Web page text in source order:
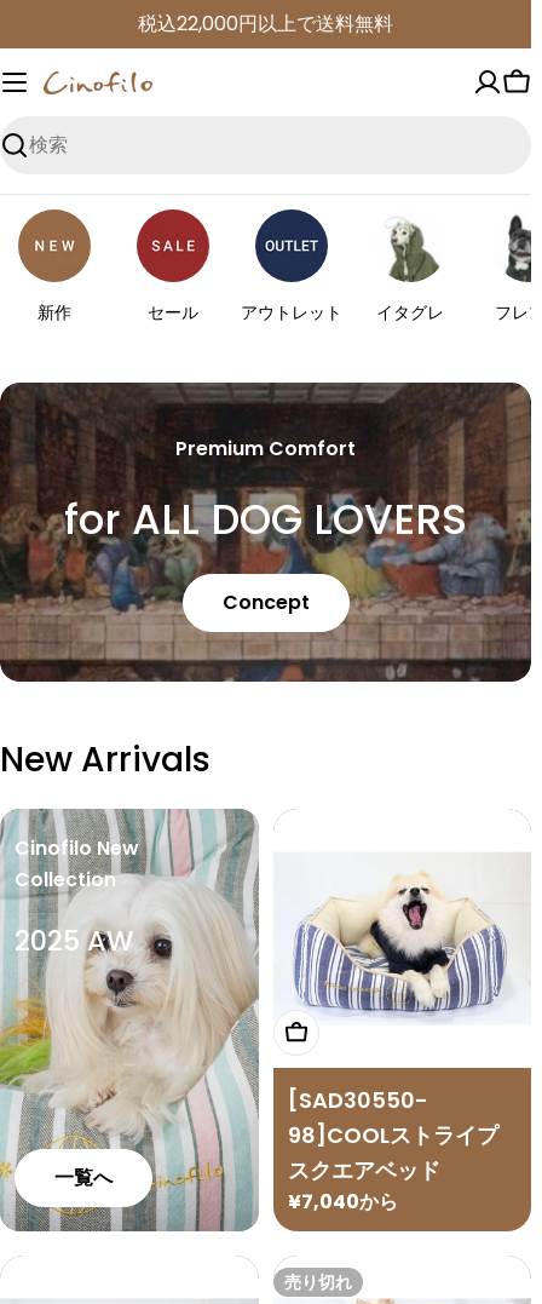
ン
テ
ツ
進
税込22,000円以上で送料無料
検
索
カ
新作 セール アウトレット イタグレ フレ
Premium Comfort
for ALL DOG LOVERS
Concept
New Arrivals
Cinofilo New
Collection
2025 AW
一覧へ
オプションを選択
[SAD30550-
98]COOLストライプ
スクエアベッド
通
常
価
格
¥7,040から
売り切れ